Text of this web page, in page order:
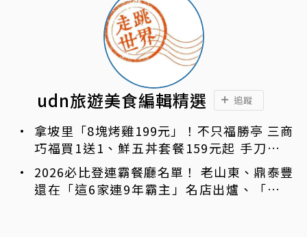
udn旅遊美食編輯精選 追蹤
拿坡里「8塊烤雞199元」！不只福勝亭 三商
巧福買1送1、鮮五丼套餐159元起 手刀免費
領優惠
2026必比登連霸餐廳名單！ 老山東、鼎泰豐
還在「這6家連9年霸主」名店出爐、「這家